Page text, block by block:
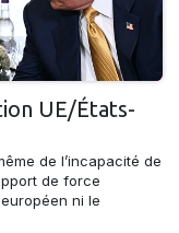
UE/États-
de l’incapacité de
de force
ni le